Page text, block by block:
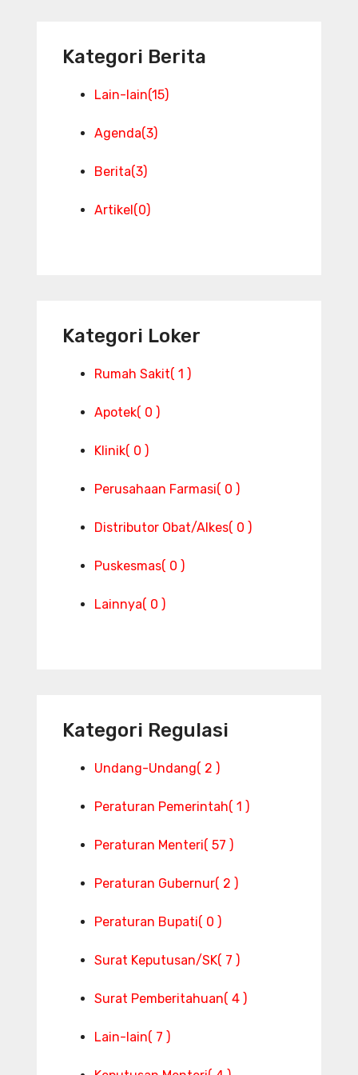
Kategori Berita
Lain-lain(15)
Agenda(3)
Berita(3)
Artikel(0)
Kategori Loker
Rumah Sakit( 1 )
Apotek( 0 )
Klinik( 0 )
Perusahaan Farmasi( 0 )
Distributor Obat/Alkes( 0 )
Puskesmas( 0 )
Lainnya( 0 )
Kategori Regulasi
Undang-Undang( 2 )
Peraturan Pemerintah( 1 )
Peraturan Menteri( 57 )
Peraturan Gubernur( 2 )
Peraturan Bupati( 0 )
Surat Keputusan/SK( 7 )
Surat Pemberitahuan( 4 )
Lain-lain( 7 )